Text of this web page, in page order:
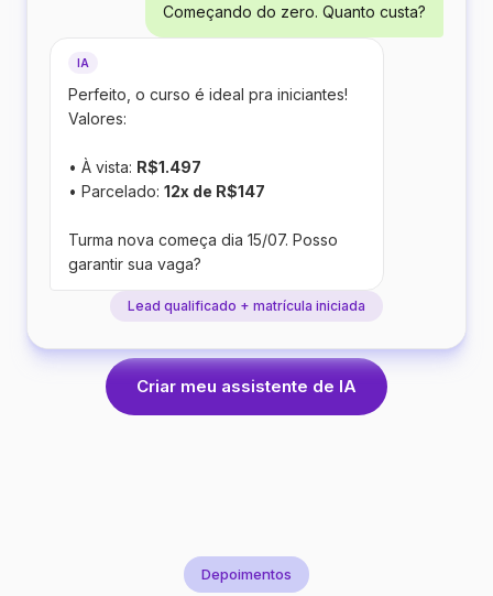
Começando do zero. Quanto custa?
IA
Perfeito, o curso é ideal pra iniciantes!
Valores:
• À vista: R$1.497
• Parcelado: 12x de R$147
Turma nova começa dia 15/07. Posso
garantir sua vaga?
Lead qualificado + matrícula iniciada
Criar meu assistente de IA
Depoimentos